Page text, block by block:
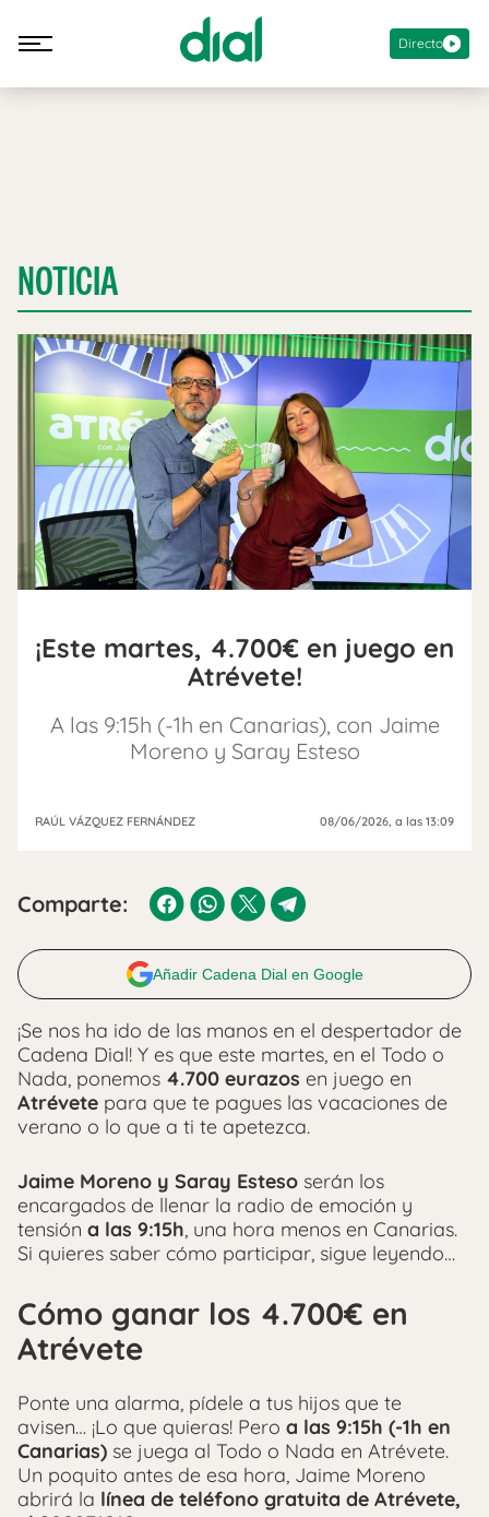
Directo
NOTICIA
¡Este martes, 4.700€ en juego en
Atrévete!
A las 9:15h (-1h en Canarias), con Jaime
Moreno y Saray Esteso
RAÚL VÁZQUEZ FERNÁNDEZ 08/06/2026, a las 13:09
Comparte:
Añadir Cadena Dial en Google
¡Se nos ha ido de las manos en el despertador de
Cadena Dial! Y es que este martes, en el Todo o
Nada, ponemos 4.700 eurazos en juego en
Atrévete para que te pagues las vacaciones de
verano o lo que a ti te apetezca.
Jaime Moreno y Saray Esteso serán los
encargados de llenar la radio de emoción y
tensión a las 9:15h, una hora menos en Canarias.
Si quieres saber cómo participar, sigue leyendo…
Cómo ganar los 4.700€ en
Atrévete
Ponte una alarma, pídele a tus hijos que te
avisen… ¡Lo que quieras! Pero a las 9:15h (-1h en
Canarias) se juega al Todo o Nada en Atrévete.
Un poquito antes de esa hora, Jaime Moreno
abrirá la línea de teléfono gratuita de Atrévete,